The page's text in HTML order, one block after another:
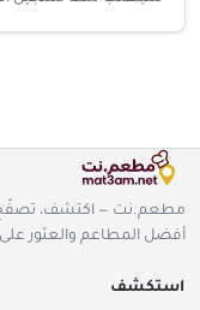
مطعم.نت — اكتشف،
أفضل المطاعم والعثور
استكشف